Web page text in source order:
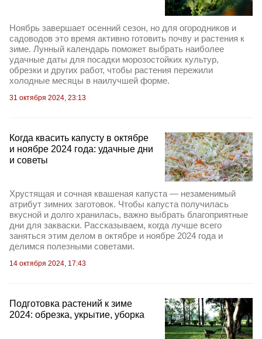
Ноябрь завершает осенний сезон, но для огородников и
садоводов это время активно готовить почву и растения к
зиме. Лунный календарь поможет выбрать наиболее
удачные даты для посадки морозостойких культур,
обрезки и других работ, чтобы растения пережили
холодные месяцы в наилучшей форме.
31 октября 2024, 23:13
Когда квасить капусту в октябре
и ноябре 2024 года: удачные дни
и советы
Хрустящая и сочная квашеная капуста — незаменимый
атрибут зимних заготовок. Чтобы капуста получилась
вкусной и долго хранилась, важно выбрать благоприятные
дни для закваски. Рассказываем, когда лучше всего
заняться этим делом в октябре и ноябре 2024 года и
делимся полезными советами.
14 октября 2024, 17:43
Подготовка растений к зиме
2024: обрезка, укрытие, уборка